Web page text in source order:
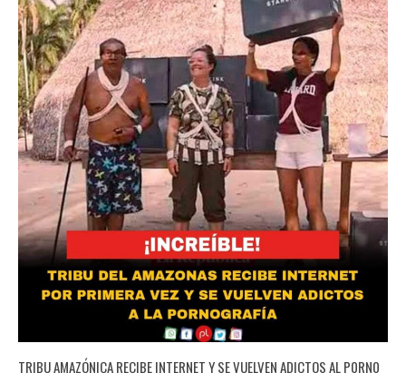
TRIBU AMAZÓNICA RECIBE INTERNET Y SE VUELVEN ADICTOS AL P0RN0